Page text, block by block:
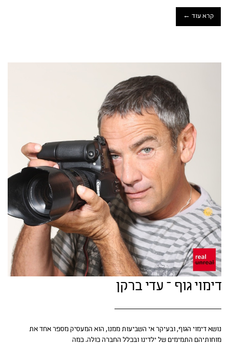
קרא עוד ←
דימוי גוף – עדי ברקן
נושא דימוי הגוף, ובעיקר אי השביעות ממנו, הוא המעסיק מספר אחד את
מוחותיהם התמימים של ילדינו ובכלל החברה כולה. כמה